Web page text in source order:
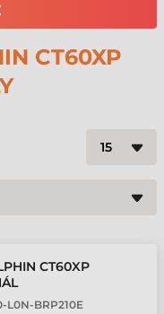
CT60XP
CT60XP
L0N-BRP210E